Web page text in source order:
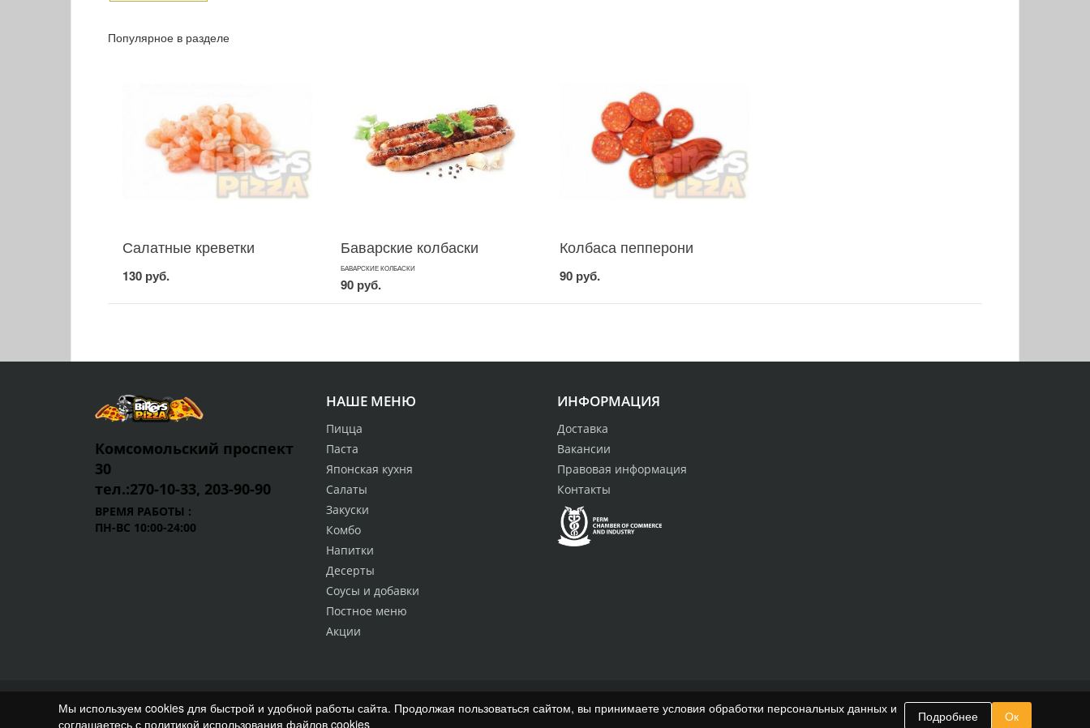
Популярное в разделе
Салатные креветки
130 руб.
Баварские колбаски
БАВАРСКИЕ КОЛБАСКИ
90 руб.
Колбаса пепперони
90 руб.
ИНФОРМАЦИЯ
Доставка
Вакансии
Правовая информация
Контакты
НАШЕ МЕНЮ
Пицца
Паста
Японская кухня
Салаты
Закуски
Комбо
Напитки
Десерты
Соусы и добавки
Постное меню
Акции
Комсомольский проспект
30
тел.:270-10-33, 203-90-90
ВРЕМЯ РАБОТЫ :
ПН-ВС 10:00-24:00
© Байкерс Пицца, 2014 - 2026
Мы используем cookies для быстрой и удобной работы сайта. Продолжая пользоваться сайтом, вы принимаете условия обработки персональных данных и
соглашаетесь с политикой использования файлов cookies
Подробнее Ок